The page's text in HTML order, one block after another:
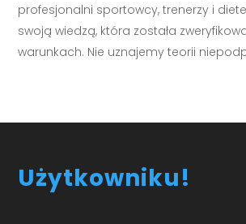
profesjonalni sportowcy, trenerzy i
swoją wiedzą, która została
warunkach. Nie uznajemy teorii
Użytkowniku!